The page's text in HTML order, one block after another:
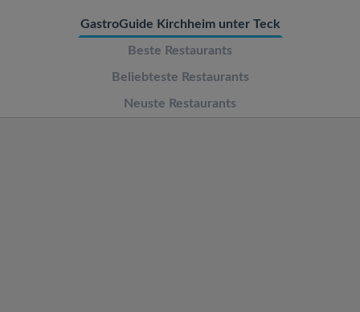
GastroGuide Kirchheim unter Teck
Beste Restaurants
Beliebteste Restaurants
Neuste Restaurants